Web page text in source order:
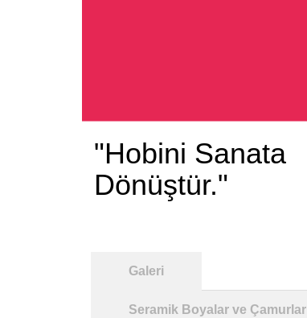
"Hobini Sanata
Dönüştür."
Galeri
Seramik Boyalar ve Çamurlar